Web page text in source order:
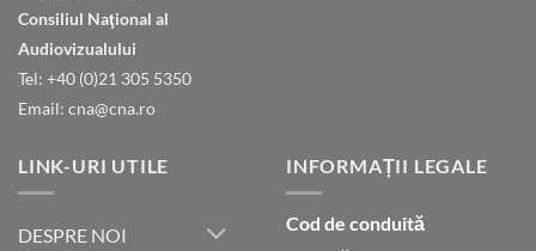
Consiliul Naţional al
Audiovizualului
Tel: +40 (0)21 305 5350
Email: cna@cna.ro
LINK-URI UTILE
DESPRE NOI
INFORMAȚII LEGALE
Cod de conduită